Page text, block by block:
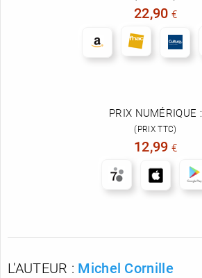
22,90 €
PRIX NUMÉRIQUE :
(PRIX TTC)
12,99 €
L'AUTEUR : Michel Cornille